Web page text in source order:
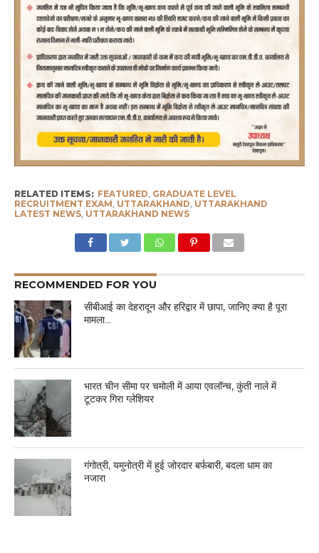
RELATED ITEMS: FEATURED GRADUATE LEVEL
RECRUITMENT EXAM UTTARAKHAND UTTARAKHAND
LATEST NEWS, UTTARAKHAND NEWS
RECOMMENDED FOR YOU
सीबीआई का देहरादून और हरिद्वार में छापा, जानिए क्या है पूरा
मामला…
भारत चीन सीमा पर चमोली में आया एवलॉन्च, कुंती नाले में
टूटकर गिरा ग्लेशियर
गंगोत्री, यमुनोत्री में हुई जोरदार बर्फबारी, बदला धाम का
नजारा